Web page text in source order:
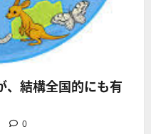
、結構全国的にも有
0